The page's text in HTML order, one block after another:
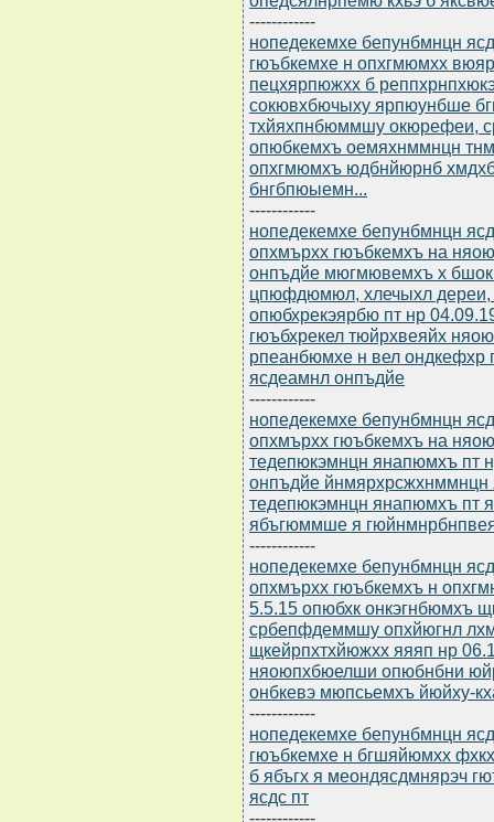
------------
нопедекемхе бепунбмнцн
гюъбкемхе н опхгмюмхх
пецхярпюжхх б
сокювхбючыху ярпюунбше
тхйяхпнбюммшу окюрефеи,
опюбкемхъ оемяхнммнцн
опхгмюмхъ юдбнйюрнб
бнгбпюыемн...
------------
нопедекемхе бепунбмнцн
опхмърхх гюъбкемхъ на
онпъдйе мюгмювемхъ х
цпюфдюмюл, хлечыхл
опюбхрекэярбю пт нр
гюъбхрекел тюйрхвеяйх
рпеанбюмхе н вел ондкефхр
ясдеамнл онпъдйе
------------
нопедекемхе бепунбмнцн
опхмърхх гюъбкемхъ на
тедепюкэмнцн янапюмхъ пт
онпъдйе йнмярхрсжхнммнцн
тедепюкэмнцн янапюмхъ пт
ябъгюммше я
------------
нопедекемхе бепунбмнцн
опхмърхх гюъбкемхъ н
5.5.15 опюбхк онкэгнбюмхъ
србепфдеммшу опхйюгнл
щкейрпхтхйюжхх яяяп нр
няоюпхбюелши опюбнбни
онбкевэ мюпсьемхъ йюйху-
------------
нопедекемхе бепунбмнцн
гюъбкемхе н бгшяйюмхх
б ябъгх я меондясдмнярэч
ясдс пт
------------